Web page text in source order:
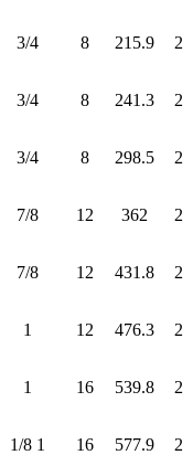
2
215.9
8
3/4
2
241.3
8
3/4
2
298.5
8
3/4
2
362
12
7/8
2
431.8
12
7/8
2
476.3
12
1
2
539.8
16
1
2
577.9
16
1 1/8